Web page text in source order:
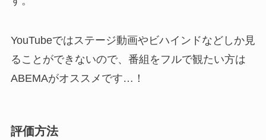
YouTubeではステージ動画やビハインドなどしか見
ることができないので、番組をフルで観たい方は
ABEMAがオススメです…！
評価方法